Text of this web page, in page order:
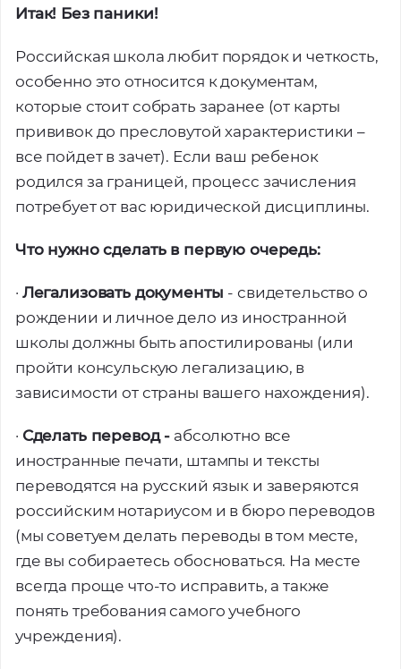
Итак! Без паники!
Российская школа любит порядок и четкость,
особенно это относится к документам,
которые стоит собрать заранее (от карты
прививок до пресловутой характеристики –
все пойдет в зачет). Если ваш ребенок
родился за границей, процесс зачисления
потребует от вас юридической дисциплины.
Что нужно сделать в первую очередь:
· Легализовать документы - свидетельство о
рождении и личное дело из иностранной
школы должны быть апостилированы (или
пройти консульскую легализацию, в
зависимости от страны вашего нахождения).
· Сделать перевод - абсолютно все
иностранные печати, штампы и тексты
переводятся на русский язык и заверяются
российским нотариусом и в бюро переводов
(мы советуем делать переводы в том месте,
где вы собираетесь обосноваться. На месте
всегда проще что-то исправить, а также
понять требования самого учебного
учреждения).